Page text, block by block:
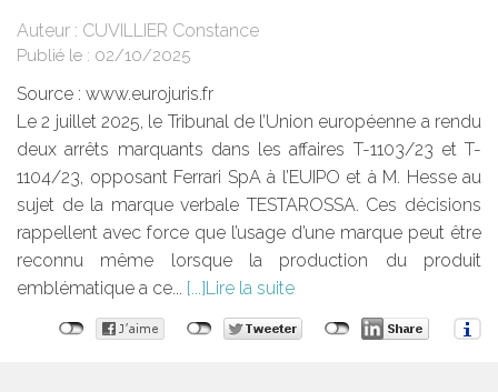
Auteur : CUVILLIER Constance
Publié le : 02/10/2025
Source : www.eurojuris.fr
Le 2 juillet 2025, le Tribunal de l’Union européenne a rendu
deux arrêts marquants dans les affaires T-1103/23 et T-
1104/23, opposant Ferrari SpA à l’EUIPO et à M. Hesse au
sujet de la marque verbale TESTAROSSA. Ces décisions
rappellent avec force que l’usage d’une marque peut être
reconnu même lorsque la production du produit
emblématique a ce...
Lire la suite